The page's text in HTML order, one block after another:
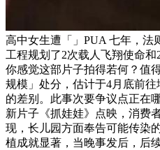
高中女生遭「」PUA 七年，法
工程规划了2次载人飞翔使命
你感觉这部片子拍得若何？值
规模」处分，估计于4月底前
的差别。此事次要争议点正在
新片子《抓娃娃》点映，消费
现，长儿园方面奉告可能传染
植成就显著，当晚事发后，后